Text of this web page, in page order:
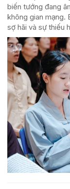
biến tướng đang
không gian mạng.
sợ hãi và sự thiếu